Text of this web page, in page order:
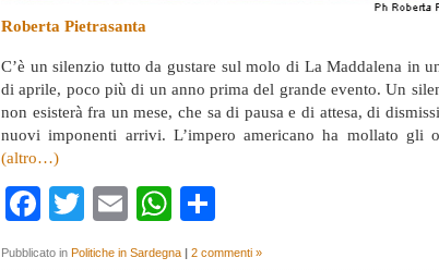
Roberta Pietrasanta
C’è un silenzio tutto da gustare sul molo di La Maddalena in
di aprile, poco più di un anno prima del grande evento. Un
non esisterà fra un mese, che sa di pausa e di attesa, di
nuovi imponenti arrivi. L’impero americano ha mollato gli
(altro…)
Facebook
TwitterEmailWhatsApp
Pubblicato in Politiche in Sardegna | 2 commenti »